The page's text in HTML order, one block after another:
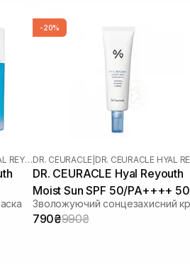
DR. CEURACLE HYAL REYOUTH
-20%
DR. CEURACLE
DR. CEURACLE Hyal Reyouth
Moist Sun SPF 50/PA++++ 50
мл
790₴990₴